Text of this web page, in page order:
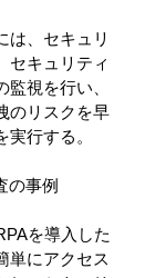
は、セキュリ
セキュリティ
視を行い、
のリスクを早
行する。
の事例
を導入した
単にアクセス